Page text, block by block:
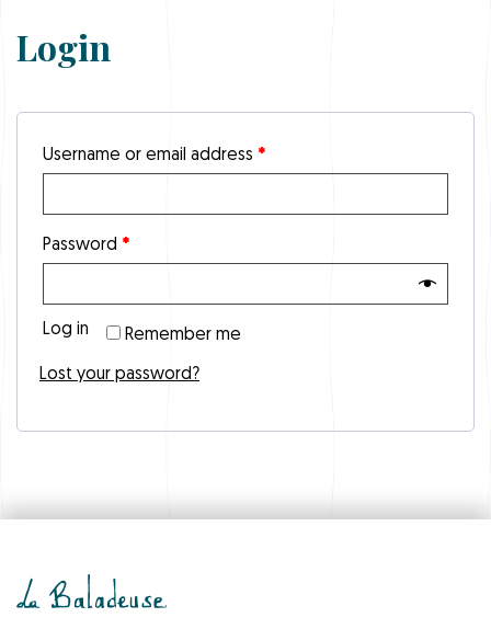
Login
Username or email address *
Password *
Remember me
Log in
Lost your password?